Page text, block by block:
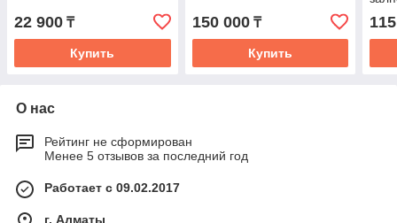
22 900 ₸
Купить
150 000₸
Купить
О нас
Рейтинг не сформирован
Менее 5 отзывов за последний год
Работает с 09.02.2017
г. Алматы